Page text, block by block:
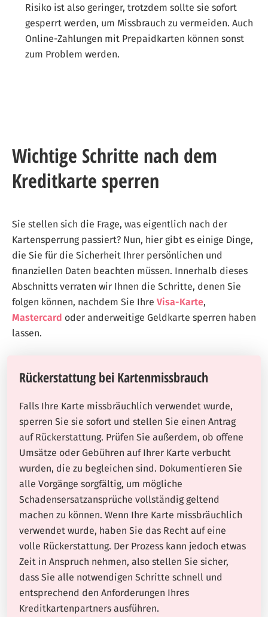
Risiko ist also geringer, trotzdem sollte sie sofort
gesperrt werden, um Missbrauch zu vermeiden. Auch
Online-Zahlungen mit Prepaidkarten können sonst
zum Problem werden.
Wichtige Schritte nach dem
Kreditkarte sperren
Sie stellen sich die Frage, was eigentlich nach der
Kartensperrung passiert? Nun, hier gibt es einige Dinge,
die Sie für die Sicherheit Ihrer persönlichen und
finanziellen Daten beachten müssen. Innerhalb dieses
Abschnitts verraten wir Ihnen die Schritte, denen Sie
folgen können, nachdem Sie Ihre Visa-Karte,
Mastercard oder anderweitige Geldkarte sperren haben
lassen.
Rückerstattung bei Kartenmissbrauch
Falls Ihre Karte missbräuchlich verwendet wurde,
sperren Sie sie sofort und stellen Sie einen Antrag
auf Rückerstattung. Prüfen Sie außerdem, ob offene
Umsätze oder Gebühren auf Ihrer Karte verbucht
wurden, die zu begleichen sind. Dokumentieren Sie
alle Vorgänge sorgfältig, um mögliche
Schadensersatzansprüche vollständig geltend
machen zu können. Wenn Ihre Karte missbräuchlich
verwendet wurde, haben Sie das Recht auf eine
volle Rückerstattung. Der Prozess kann jedoch etwas
Zeit in Anspruch nehmen, also stellen Sie sicher,
dass Sie alle notwendigen Schritte schnell und
entsprechend den Anforderungen Ihres
Kreditkartenpartners ausführen.